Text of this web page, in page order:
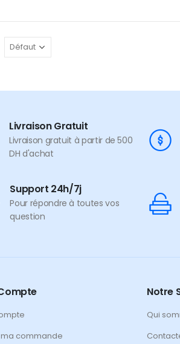
Livraison Gratuit
Livraison gratuit à partir de 500
DH d'achat
Support 24h/7j
Pour répondre à toutes vos
question
ma commande
Notre
Qui